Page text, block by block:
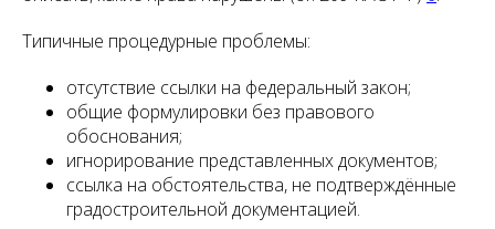
Типичные процедурные проблемы:
отсутствие ссылки на федеральный закон;
общие формулировки без правового
обоснования;
игнорирование представленных документов;
ссылка на обстоятельства, не подтверждённые
градостроительной документацией.